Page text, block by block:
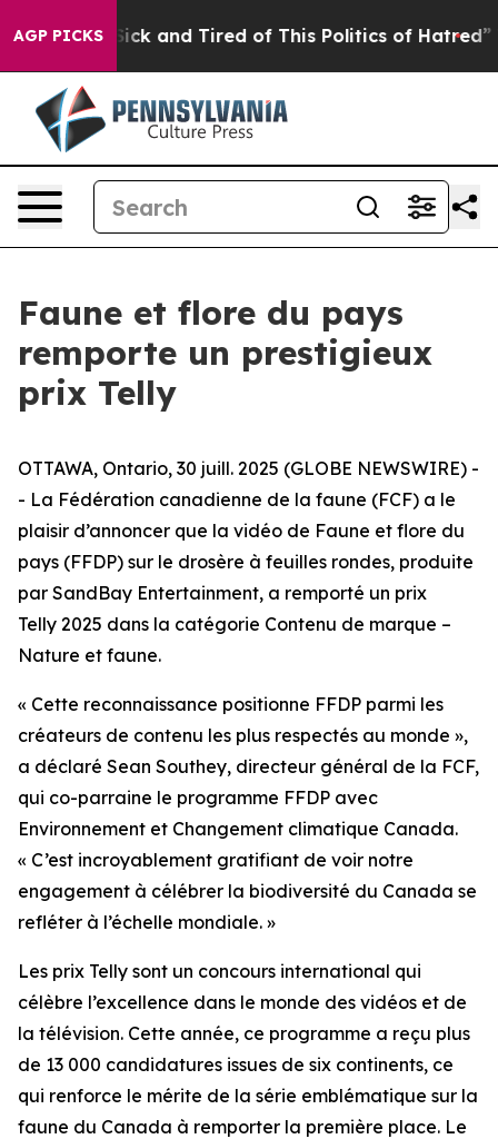
AGP PICKS
Are Sick and Tired of This Politics of Hatred” The
Faune et flore du pays
remporte un prestigieux
prix Telly
OTTAWA, Ontario, 30 juill. 2025 (GLOBE NEWSWIRE) -
- La Fédération canadienne de la faune (FCF) a le
plaisir d’annoncer que la vidéo de Faune et flore du
pays (FFDP) sur le drosère à feuilles rondes, produite
par SandBay Entertainment, a remporté un prix
Telly 2025 dans la catégorie Contenu de marque –
Nature et faune.
« Cette reconnaissance positionne FFDP parmi les
créateurs de contenu les plus respectés au monde »,
a déclaré Sean Southey, directeur général de la FCF,
qui co-parraine le programme FFDP avec
Environnement et Changement climatique Canada.
« C’est incroyablement gratifiant de voir notre
engagement à célébrer la biodiversité du Canada se
refléter à l’échelle mondiale. »
Les prix Telly sont un concours international qui
célèbre l’excellence dans le monde des vidéos et de
la télévision. Cette année, ce programme a reçu plus
de 13 000 candidatures issues de six continents, ce
qui renforce le mérite de la série emblématique sur la
faune du Canada à remporter la première place. Le